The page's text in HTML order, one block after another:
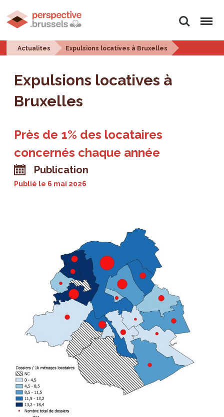
Rechercher
Menu
Actualites Expulsions locatives à Bruxelles
Expulsions locatives à
Bruxelles
Près de 1% des locataires
concernés chaque année
Publication
Publié le 6 mai 2026